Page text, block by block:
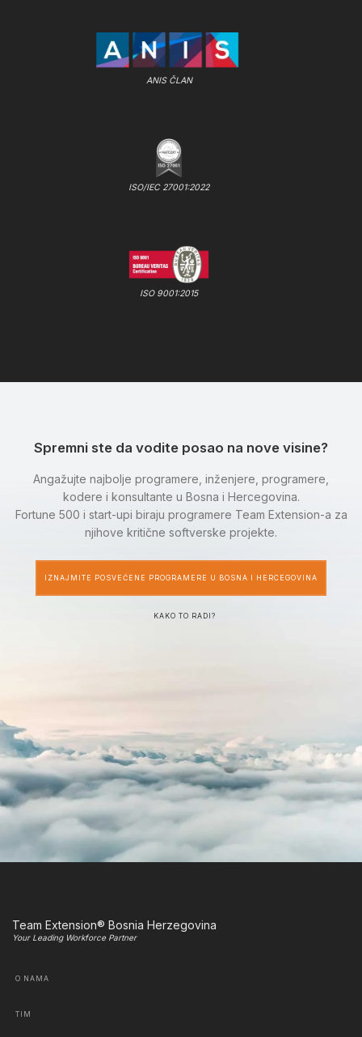
ANIS ČLAN
ISO/IEC 27001:2022
ISO 9001:2015
Spremni ste da vodite posao na nove visine?
Angažujte najbolje programere, inženjere, programere,
kodere i konsultante u Bosna i Hercegovina.
Fortune 500 i start-upi biraju programere Team Extension-a za
njihove kritične softverske projekte.
IZNAJMITE POSVEĆENE PROGRAMERE U BOSNA I HERCEGOVINA
KAKO TO RADI?
Team Extension® Bosnia Herzegovina
Your Leading Workforce Partner
O NAMA
TIM